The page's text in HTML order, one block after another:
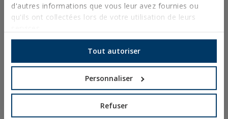
d'autres informations que vous leur avez fournies ou
qu'ils ont collectées lors de votre utilisation de leurs
Tout autoriser
Personnaliser
Refuser
ACCÈS AUX TÉLÉCHARGEMENTS
FORMATION TECHNIQUE